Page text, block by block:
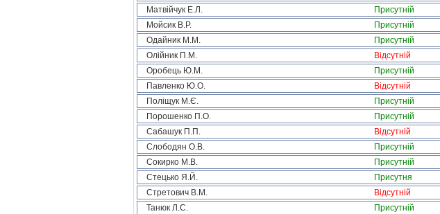
Матвійчук Е.Л.
Присутній
Мойсик В.Р.
Присутній
Одайник М.М.
Присутній
Олійник П.М.
Відсутній
Оробець Ю.М.
Присутній
Павленко Ю.О.
Відсутній
Поліщук М.Є.
Присутній
Порошенко П.О.
Присутній
Сабашук П.П.
Відсутній
Слободян О.В.
Присутній
Сокирко М.В.
Присутній
Стецько Я.Й.
Присутня
Стретович В.М.
Відсутній
Танюк Л.С.
Присутній